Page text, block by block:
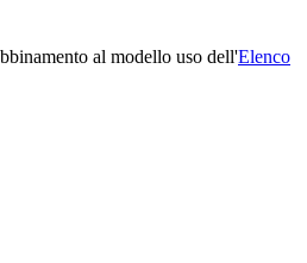
al modello uso dell'Elenco